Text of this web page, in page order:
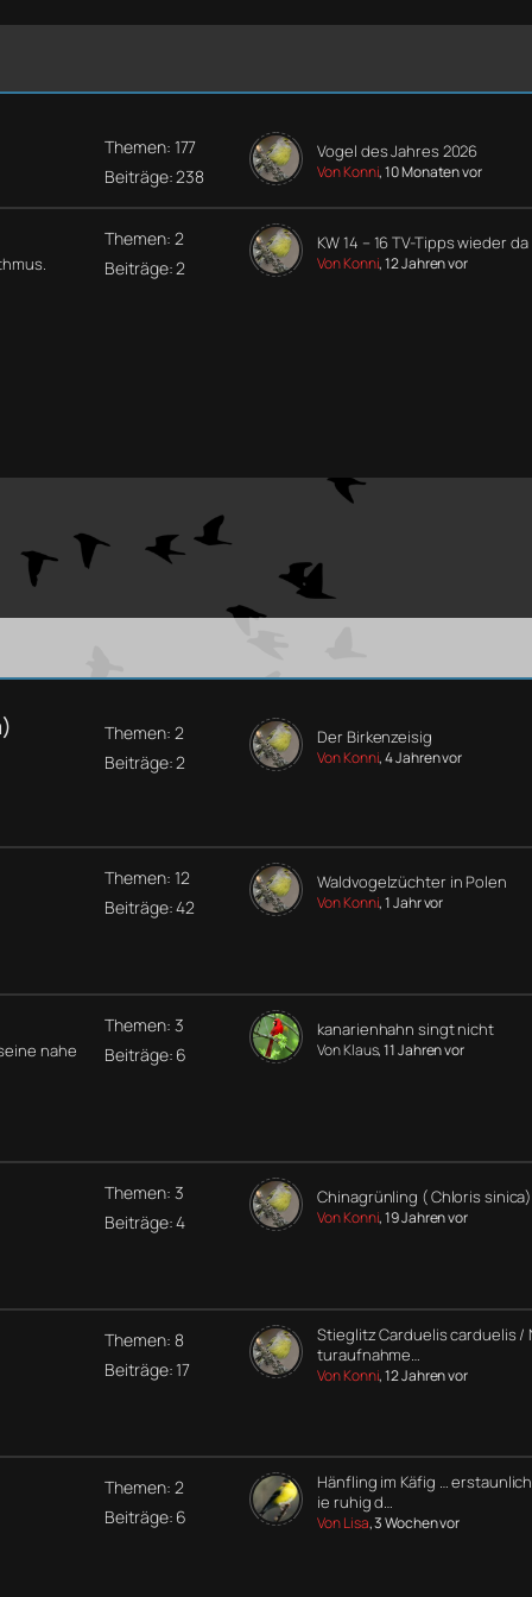
Themen: 177
Beiträge: 238
Vogel des Jahres 2026
Von Konni, 10 Monaten vor
Themen: 2
Beiträge: 2
KW 14 – 16 TV-Tipps wieder da
Von Konni, 12 Jahren vor
Themen: 2
Beiträge: 2
Der Birkenzeisig
Von Konni, 4 Jahren vor
Themen: 12
Beiträge: 42
Waldvogelzüchter in Polen
Von Konni, 1 Jahr vor
nahe
Themen: 3
Beiträge: 6
kanarienhahn singt nicht
Von Klaus, 11 Jahren vor
Themen: 3
Beiträge: 4
Chinagrünling ( Chloris sinica)
Von Konni, 19 Jahren vor
Themen: 8
Beiträge: 17
Stieglitz Carduelis carduelis /
turaufnahme…
Von Konni, 12 Jahren vor
Themen: 2
Beiträge: 6
Hänfling im Käfig …
ie ruhig d…
Von Lisa, 3 Wochen vor